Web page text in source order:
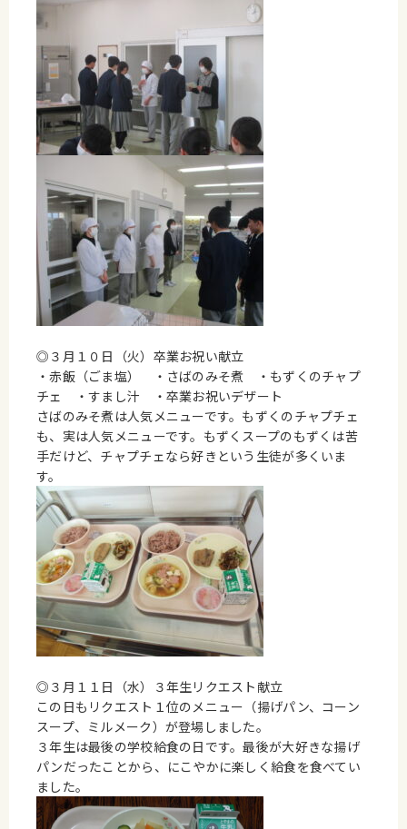
◎３月１０日（火）卒業お祝い献立
・赤飯（ごま塩） ・さばのみそ煮 ・もずくのチャプ
チェ ・すまし汁 ・卒業お祝いデザート
さばのみそ煮は人気メニューです。もずくのチャプチェ
も、実は人気メニューです。もずくスープのもずくは苦
手だけど、チャプチェなら好きという生徒が多くいま
す。
◎３月１１日（水）３年生リクエスト献立
この日もリクエスト１位のメニュー（揚げパン、コーン
スープ、ミルメーク）が登場しました。
３年生は最後の学校給食の日です。最後が大好きな揚げ
パンだったことから、にこやかに楽しく給食を食べてい
ました。